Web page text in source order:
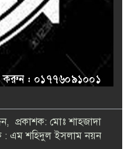
প্রকাশক: মোঃ শাহজাদা
: এম শহিদুল ইসলাম নয়ন